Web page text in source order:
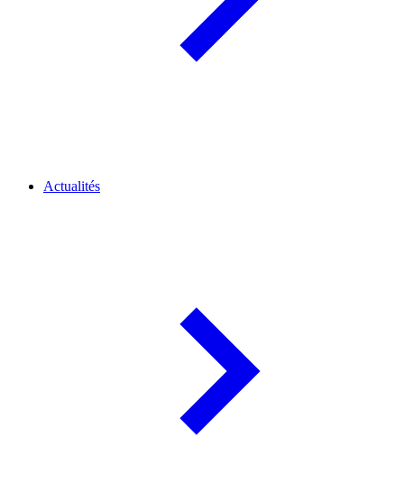
Actualités